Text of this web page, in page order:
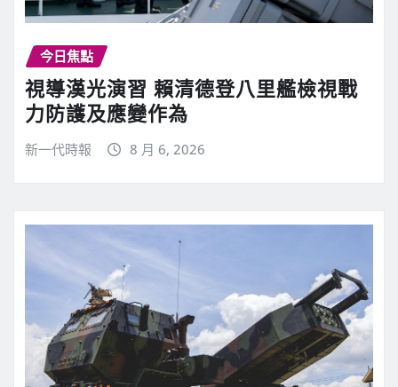
今日焦點
視導漢光演習 賴清德登八里艦檢視戰
力防護及應變作為
新一代時報 8 月 6, 2026